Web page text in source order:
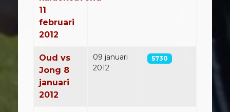
11
februari
2012
Oud vs
Jong 8
januari
2012
09 januari
2012
5730